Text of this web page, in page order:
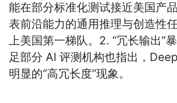
能在部分标准化测试接近美国产
表前沿能力的通用推理与创造性
上美国第一梯队。2. “冗长输出”
足部分 AI 评测机构也指出，
明显的“高冗长度”现象。